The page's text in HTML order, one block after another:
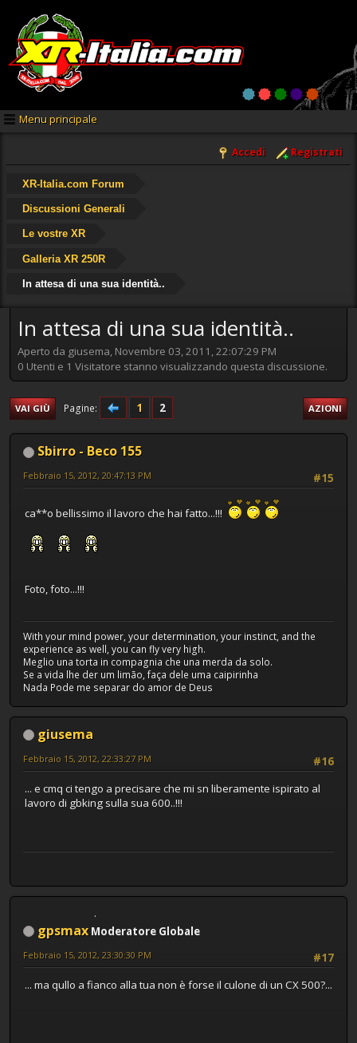
Menu principale
Accedi Registrati
XR-Italia.com Forum
Discussioni Generali
Le vostre XR
Galleria XR 250R
In attesa di una sua identità..
In attesa di una sua identità..
Aperto da giusema, Novembre 03, 2011, 22:07:29 PM
0 Utenti e 1 Visitatore stanno visualizzando questa discussione.
VAI GIÙ Pagine 1 2 AZIONI
Sbirro - Beco 155
#15
Febbraio 15, 2012, 20:47:13 PM
ca**o bellissimo il lavoro che hai fatto...!!!
Foto, foto...!!!
With your mind power, your determination, your instinct, and the
experience as well, you can fly very high.
Meglio una torta in compagnia che una merda da solo.
Se a vida lhe der um limão, faça dele uma caipirinha
Nada Pode me separar do amor de Deus
giusema
#16
Febbraio 15, 2012, 22:33:27 PM
... e cmq ci tengo a precisare che mi sn liberamente ispirato al
lavoro di gbking sulla sua 600..!!!
gpsmax Moderatore Globale
#17
Febbraio 15, 2012, 23:30:30 PM
... ma qullo a fianco alla tua non è forse il culone di un CX 500?...